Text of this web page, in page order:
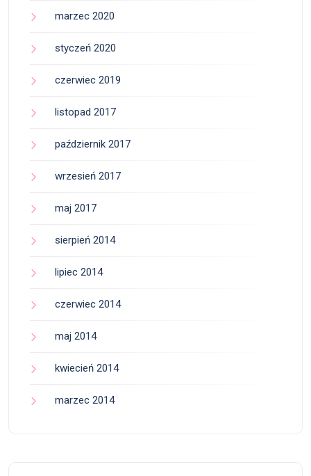
marzec 2020
styczeń 2020
czerwiec 2019
listopad 2017
październik 2017
wrzesień 2017
maj 2017
sierpień 2014
lipiec 2014
czerwiec 2014
maj 2014
kwiecień 2014
marzec 2014